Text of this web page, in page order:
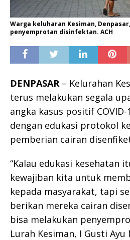
Warga keluharan Kesiman,
penyemprotan disinfektan. ACH
DENPASAR – Kelurahan
terus melakukan segala
angka kasus positif COVID-
dengan edukasi protokol
pemberian cairan
“Kalau edukasi kesehatan
kewajiban kita untuk
kepada masyarakat, tapi
berikan mereka cairan
bisa melakukan
Lurah Kesiman, I Gusti Ayu